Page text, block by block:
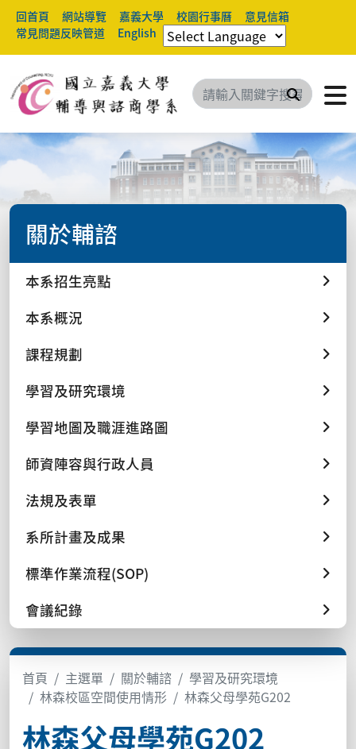
回首頁 網站導覽 嘉義大學 校園行事曆
意見信箱
常見問題反映管道
English
搜尋
關於輔諮
本系招生亮點
本系概況
課程規劃
學習及研究環境
學習地圖及職涯進路圖
師資陣容與行政人員
法規及表單
系所計畫及成果
標準作業流程(SOP)
會議紀錄
首頁 主選單 關於輔諮
學習及研究環境
林森校區空間使用情形
林森父母學苑G202
林森父母學苑G202